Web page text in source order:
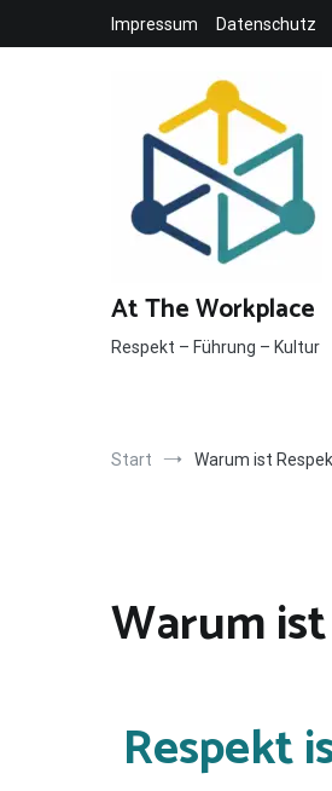
Impressum Datenschutz
At The Workplace
Respekt – Führung – Kultur
Start Warum ist
Warum
Respekt